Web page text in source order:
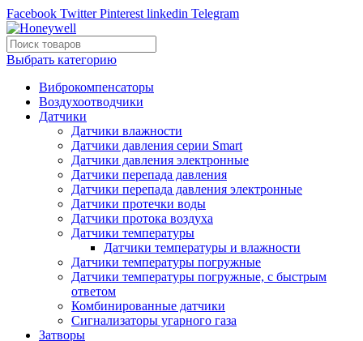
Facebook Twitter Pinterest linkedin Telegram
Выбрать категорию
Виброкомпенсаторы
Воздухоотводчики
Датчики
Датчики влажности
Датчики давления серии Smart
Датчики давления электронные
Датчики перепада давления
Датчики перепада давления электронные
Датчики протечки воды
Датчики протока воздуха
Датчики температуры
Датчики температуры и влажности
Датчики температуры погружные
Датчики температуры погружные, с быстрым
ответом
Комбинированные датчики
Сигнализаторы угарного газа
Затворы